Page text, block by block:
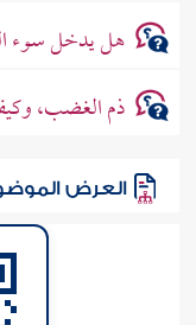
هل يدخل سوء
ذم الغضب،
العرض